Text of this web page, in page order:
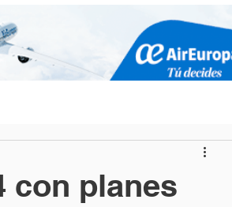
con planes